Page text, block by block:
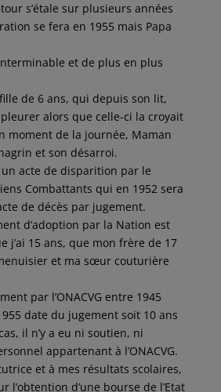
s’étale sur plusieurs années
se fera en 1955 mais Papa
et de plus en plus
de 6 ans, qui depuis son lit,
alors que celle-ci la croyait
moment de la journée, Maman
et son désarroi.
acte de disparition par le
Combattants qui en 1952 sera
de décès par jugement.
d’adoption par la Nation est
j’ai 15 ans, que mon frère de 17
et ma sœur couturière
par l’ONACVG entre 1945
date du jugement soit 10 ans
il n’y a eu ni soutien, ni
appartenant à l’ONACVG.
et à mes résultats scolaires,
l’obtention d’une bourse de l’Etat